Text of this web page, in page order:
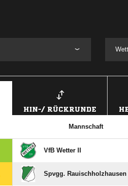
HIN-/ RÜCKRUNDE
Mannschaft
VfB Wetter II
Spvgg. Rauischholzhausen